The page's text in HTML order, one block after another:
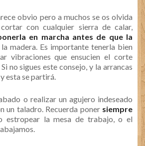
obvio pero a muchos se os olvida
con cualquier sierra de calar,
en marcha antes de que la
madera. Es importante tenerla bien
vibraciones que ensucien el corte
no sigues este consejo, y la arrancas
esta se partirá.
o realizar un agujero indeseado
un taladro. Recuerda poner siempre
estropear la mesa de trabajo, o el